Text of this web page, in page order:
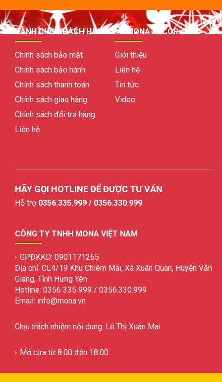
DÀNH CHO KHÁCH HÀNG
Chính sách bảo mật
Chính sách bảo hành
Chính sách thanh toán
Chính sách giao hàng
Chính sách đổi trả hàng
Liên hệ
VỀ MONA DECOR
Giới thiệu
Liên hệ
Tin tức
Video
HÃY GỌI HOTLINE ĐỂ ĐƯỢC TƯ VẤN
Hỗ trợ 0356.335.999 / 0356.330.999
CÔNG TY TNHH MONA VIỆT NAM
GPĐKKD: 0901171265
Địa chỉ: CL4/19 Khu Chiêm Mai, Xã Xuân Quan, Huyện Văn
Giang, Tỉnh Hưng Yên
Hotline: 0356 335 999 / 0356.330.999
Email: info@mona.vn
Chịu trách nhiệm nội dung: Lê Thị Xuân Mai
Mở cửa từ 8:00 đến 18:00